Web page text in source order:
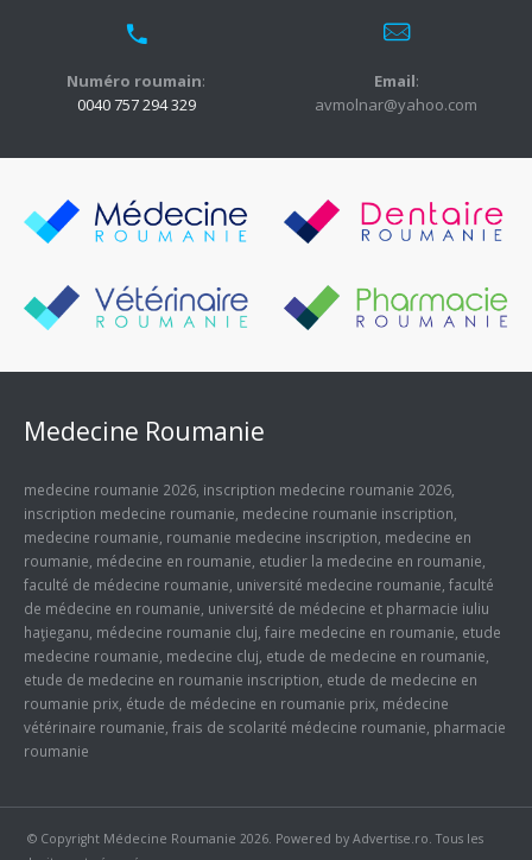
Numéro roumain:
0040 757 294 329
Email:
avmolnar@yahoo.com
Medecine Roumanie
medecine roumanie 2026 inscription medecine roumanie 2026
inscription medecine roumanie medecine roumanie inscription
medecine roumanie roumanie medecine inscription medecine en
roumanie médecine en roumanie etudier la medecine en roumanie
faculté de médecine roumanie université medecine roumanie faculté
de médecine en roumanie université de médecine et pharmacie iuliu
haţieganu médecine roumanie cluj faire medecine en roumanie etude
medecine roumanie medecine cluj etude de medecine en roumanie
etude de medecine en roumanie inscription etude de medecine en
roumanie prix étude de médecine en roumanie prix médecine
vétérinaire roumanie frais de scolarité médecine roumanie pharmacie
roumanie
© Copyright Médecine Roumanie 2026. Powered by Advertise.ro. Tous les